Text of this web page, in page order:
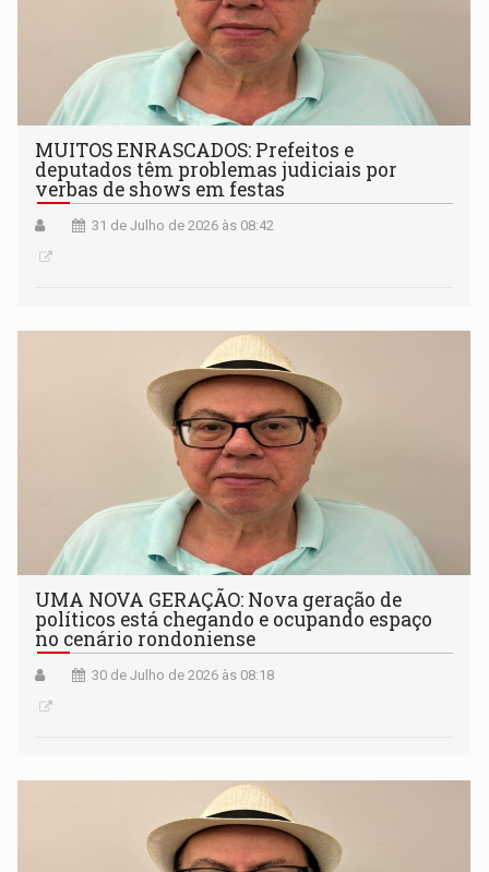
MUITOS ENRASCADOS: Prefeitos e
deputados têm problemas judiciais por
verbas de shows em festas
31 de Julho de 2026 às 08:42
UMA NOVA GERAÇÃO: Nova geração de
políticos está chegando e ocupando espaço
no cenário rondoniense
30 de Julho de 2026 às 08:18